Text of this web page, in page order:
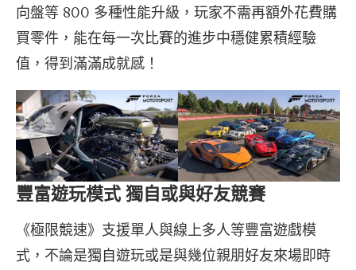
向盤等 800 多種性能升級，玩家不需再額外花費購
買零件，能在每一次比賽的進步中穩健累積經驗
值，得到滿滿成就感！
豐富遊玩模式 獨自或與好友競賽
《極限競速》支援單人與線上多人等豐富遊戲模
式，不論是獨自遊玩或是與幾位親朋好友來場即時